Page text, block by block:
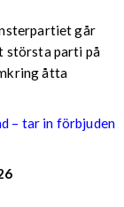
går
största parti på
åtta
– tar in förbjuden